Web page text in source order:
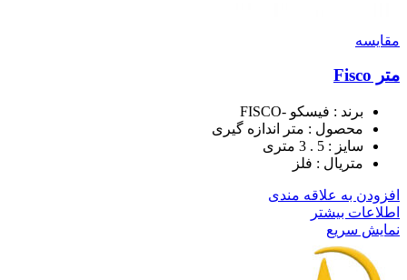
مقايسه
متر Fisco
برند : فیسکو -FISCO
محصول : متر اندازه گیری
سایز : 5 . 3 متری
متریال : فلز
افزودن به علاقه مندی
اطلاعات بیشتر
نمایش سریع